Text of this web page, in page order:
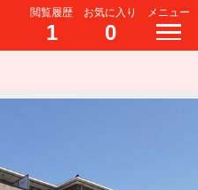
閲覧履歴
1
お気に入り
0
メニュー